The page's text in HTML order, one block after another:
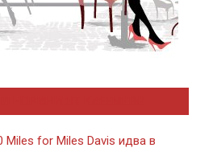
for Miles Davis идва в